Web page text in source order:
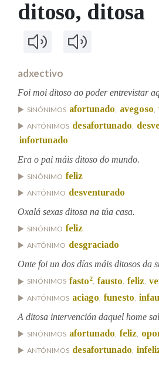
MARCIAL
FIGURAS
PORTAL
Facebook
TwitterYoutubeInstagram
Bluesky
BUSCAR NOS LEMAS
Comeza por
Contén
BUSCAR NO CONTIDO
Nos exemplos
Na fraseoloxía
OUTRAS OPCIÓNS DE BUSCA
ditoso, ditosa
adxectivo
Foi moi ditoso ao poder entrevistar
SINÓNIMOS afortunado, avegoso,
ANTÓNIMOS desafortunado,
infortunado
Era o pai máis ditoso do mundo.
SINÓNIMO feliz
ANTÓNIMO desventurado
Oxalá sexas ditosa na túa casa.
SINÓNIMO feliz
ANTÓNIMO desgraciado
Onte foi un dos días máis ditosos da
SINÓNIMOS fasto2, fausto, feliz,
ANTÓNIMOS aciago funesto
A ditosa intervención daquel home
SINÓNIMOS afortunado feliz
ANTÓNIMOS desafortunado